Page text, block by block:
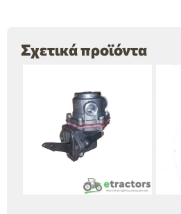
Σχετικά προϊόντα